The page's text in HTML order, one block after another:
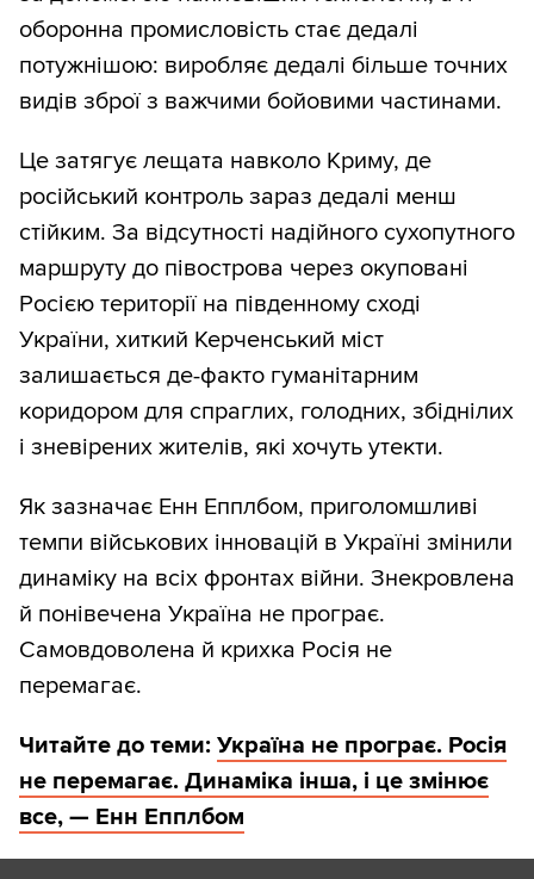
оборонна промисловість стає дедалі
потужнішою: виробляє дедалі більше точних
видів зброї з важчими бойовими частинами.
Це затягує лещата навколо Криму, де
російський контроль зараз дедалі менш
стійким. За відсутності надійного сухопутного
маршруту до півострова через окуповані
Росією території на південному сході
України, хиткий Керченський міст
залишається де-факто гуманітарним
коридором для спраглих, голодних, збіднілих
і зневірених жителів, які хочуть утекти.
Як зазначає Енн Епплбом, приголомшливі
темпи військових інновацій в Україні змінили
динаміку на всіх фронтах війни. Знекровлена
й понівечена Україна не програє.
Самовдоволена й крихка Росія не
перемагає.
Читайте до теми: Україна не програє. Росія
не перемагає. Динаміка інша, і це змінює
все, — Енн Епплбом